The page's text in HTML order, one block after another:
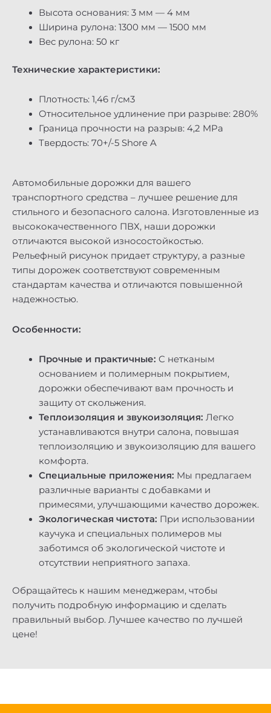
Высота основания: 3 мм — 4 мм
Ширина рулона: 1300 мм — 1500 мм
Вес рулона: 50 кг
Технические характеристики:
Плотность: 1,46 г/см3
Относительное удлинение при разрыве: 280%
Граница прочности на разрыв: 4,2 MPa
Твердость: 70+/-5 Shore A
Автомобильные дорожки для вашего
транспортного средства – лучшее решение для
стильного и безопасного салона. Изготовленные из
высококачественного ПВХ, наши дорожки
отличаются высокой износостойкостью.
Рельефный рисунок придает структуру, а разные
типы дорожек соответствуют современным
стандартам качества и отличаются повышенной
надежностью.
Особенности:
Прочные и практичные: С нетканым
основанием и полимерным покрытием,
дорожки обеспечивают вам прочность и
защиту от скольжения.
Теплоизоляция и звукоизоляция: Легко
устанавливаются внутри салона, повышая
теплоизоляцию и звукоизоляцию для вашего
комфорта.
Специальные приложения: Мы предлагаем
различные варианты с добавками и
примесями, улучшающими качество дорожек.
Экологическая чистота: При использовании
каучука и специальных полимеров мы
заботимся об экологической чистоте и
отсутствии неприятного запаха.
Обращайтесь к нашим менеджерам, чтобы
получить подробную информацию и сделать
правильный выбор. Лучшее качество по лучшей
цене!